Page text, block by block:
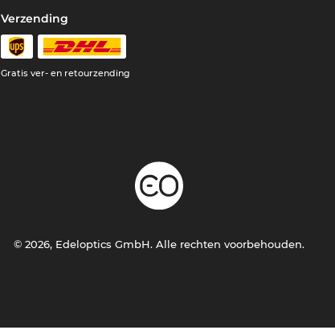
Verzending
Gratis ver- en retourzending
© 2026, Edeloptics GmbH. Alle rechten voorbehouden.